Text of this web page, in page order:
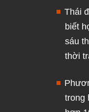
Thái
biết
sáu
thời
trong